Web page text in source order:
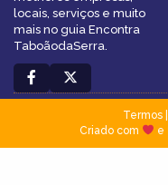
locais, serviços e muito
mais no guia Encontra
TaboãodaSerra.
Termos|
Criado com
e